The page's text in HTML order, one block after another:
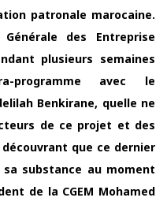
patronale marocaine.
des Entreprise
plusieurs semaines
programme avec le
Benkirane, quelle ne
de ce projet et des
que ce dernier
substance au moment
de la CGEM Mohamed